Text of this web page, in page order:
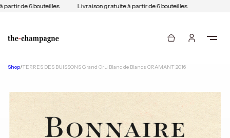
de 6 bouteilles Livraison gratuite à partir de 6 bouteilles
Shop/TERRES DES BUISSONS Grand Cru Blanc de Blancs CRAMANT 2016